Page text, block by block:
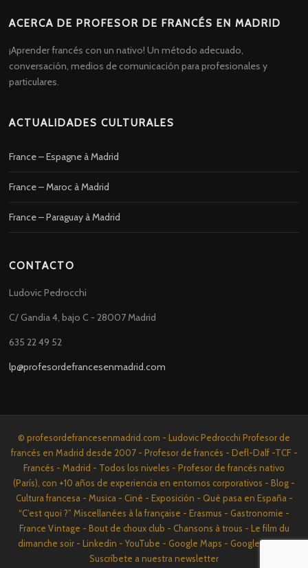
ACERCA DE PROFESOR DE FRANCÉS EN MADRID
¡Aprender francés con un nativo! Un método adecuado,
conversación, medios de comunicación para profesionales y
particulares.
ACTUALIDADES CULTURALES
France – Espagne à Madrid
France – Maroc à Madrid
France – Paraguay à Madrid
CONTACTO
Ludovic Pedrocchi
C/ Gandia 4, bajo C - 28007 Madrid
635 22 49 52
lp@profesordefrancesenmadrid.com
© profesordefrancesenmadrid.com - Ludovic Pedrocchi Profesor de
francés en Madrid desde 2007 - Profesor de francés - Defl-Dalf -TCF -
Francés - Madrid - Todos los niveles - Profesor de francés nativo
(París), con +10 años de experiencia en entornos corporativos - Blog -
Cultura francesa - Musica - Ciné - Exposición - Qué pasa en España -
“C’est quoi ?” Miscellanées à la française - Erasmus - Gastronomie -
France Vintage - Bout de choux club - Chansons à trous - Le film du
dimanche soir - Linkedin - YouTube - Google Maps - Google News -
Suscríbete a nuestra newsletter